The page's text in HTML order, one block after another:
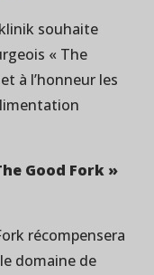
souhaite
« The
à l’honneur les
Good Fork »
récompensera
domaine de